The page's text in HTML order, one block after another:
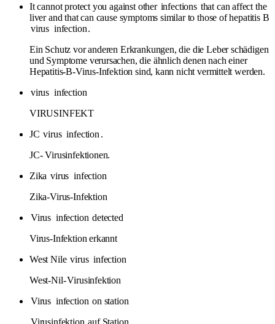
It cannot protect you against other infections that can affect the
liver and that can cause symptoms similar to those of hepatitis B
virus infection.
Ein Schutz vor anderen Erkrankungen, die die Leber schädigen
und Symptome verursachen, die ähnlich denen nach einer
Hepatitis-B-Virus-Infektion sind, kann nicht vermittelt werden.
virus infection
VIRUSINFEKT
JC virus infection .
JC- Virusinfektionen.
Zika virus infection
Zika-Virus-Infektion
Virus infection detected
Virus-Infektion erkannt
West Nile virus infection
West-Nil-Virusinfektion
Virus infection on station
Virusinfektion auf Station